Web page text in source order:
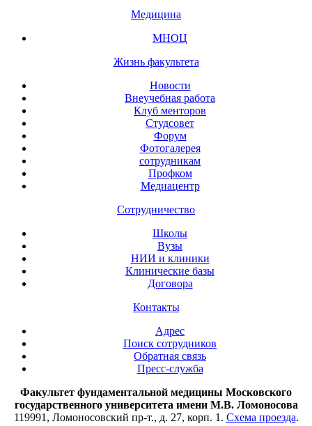
Медицина
МНОЦ
Жизнь факультета
Новости
Внеучебная работа
Клуб менторов
Студсовет
Форум
Фотогалерея
сотрудникам
Профком
Медиацентр
Сотрудничество
Школы
Вузы
НИИ и клиники
Клинические базы
Договора
Контакты
Адрес
Поиск сотрудников
Обратная связь
Пресс-служба
Факультет фундаментальной медицины Московского
государственного университета имени М.В. Ломоносова
119991, Ломоносовский пр-т., д. 27, корп. 1. Схема проезда.